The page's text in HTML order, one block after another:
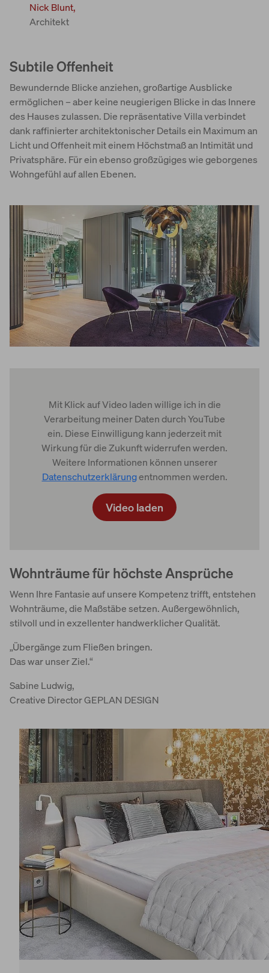
Nick Blunt,
Architekt
Subtile Offenheit
Bewundernde Blicke anziehen, großartige Ausblicke
ermöglichen – aber keine neugierigen Blicke in das Innere
des Hauses zulassen. Die repräsentative Villa verbindet
dank raffinierter architektonischer Details ein Maximum an
Licht und Offenheit mit einem Höchstmaß an Intimität und
Privatsphäre. Für ein ebenso großzügiges wie geborgenes
Wohngefühl auf allen Ebenen.
Mit Klick auf Video laden willige ich in die
Verarbeitung meiner Daten durch YouTube
ein. Diese Einwilligung kann jederzeit mit
Wirkung für die Zukunft widerrufen werden.
Weitere Informationen können unserer
Datenschutzerklärungentnommen werden.
Video laden
Wohnträume für höchste Ansprüche
Wenn Ihre Fantasie auf unsere Kompetenz trifft, entstehen
Wohnträume, die Maßstäbe setzen. Außergewöhnlich,
stilvoll und in exzellenter handwerklicher Qualität.
„Übergänge zum Fließen bringen.
Das war unser Ziel.“
Sabine Ludwig,
Creative Director GEPLAN DESIGN